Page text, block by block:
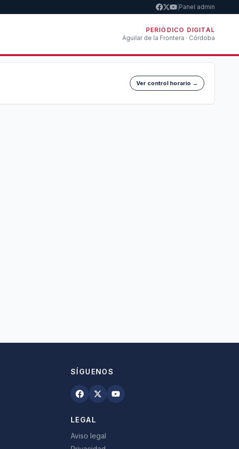
Panel admin
PERIÓDICO DIGITAL
Aguilar de la Frontera · Córdoba
Ver control horario →
SÍGUENOS
LEGAL
Aviso legal